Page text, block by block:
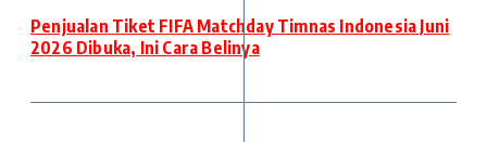
Penjualan Tiket FIFA Matchday Timnas Indonesia Juni
2026 Dibuka, Ini Cara Belinya